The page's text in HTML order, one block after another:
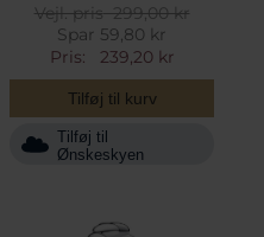
Vejl. pris299,00 kr
Spar 59,80 kr
Pris:
239,20 kr
Tilføj til kurv
Tilføj til
Ønskeskyen